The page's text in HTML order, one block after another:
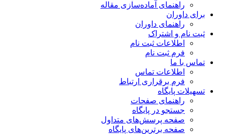
راهنمای آماده‌سازی مقاله
داوران
راهنمای داوران
نام و اشتراک
اطلاعات ثبت نام
فرم ثبت نام
با ما
اطلاعات تماس
فرم برقراری ارتباط
پایگاه
راهنمای صفحات
جستجو در پایگاه
صفحه پرسش‌های متداول
صفحه برترین‌های پایگاه